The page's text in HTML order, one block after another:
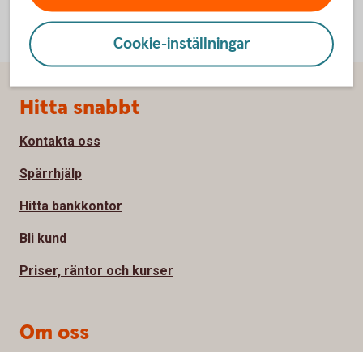
Cookie-inställningar
Sidfot
Hitta snabbt
Kontakta oss
Spärrhjälp
Hitta bankkontor
Bli kund
Priser, räntor och kurser
Om oss